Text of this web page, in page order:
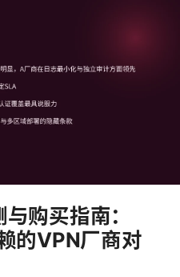
购买指南：
的VPN厂商对